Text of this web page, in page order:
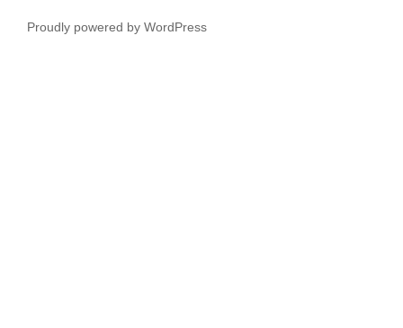
Proudly powered by WordPress